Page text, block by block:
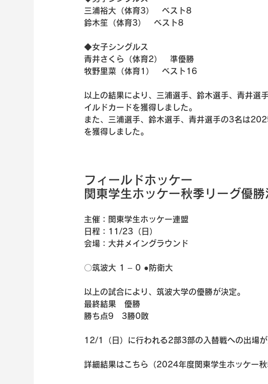
三浦裕大（体育3）　ベスト8
鈴木笙（体育3）　ベスト8
◆女子シングルス
青井さくら（体育2）　準優勝
牧野里菜（体育1）　ベスト16
以上の結果により、三浦選手、鈴木選手、青井
イルドカードを獲得しました。
また、三浦選手、鈴木選手、青井選手の3名は
を獲得しました。
フィールドホッケー
関東学生ホッケー秋季リーグ優勝
主催：関東学生ホッケー連盟
日程：11/23（日）
会場：大井メイングラウンド
〇筑波大 1 – 0 ●防衛大
以上の試合により、筑波大学の優勝が決定。
最終結果　優勝
勝ち点9　3勝0敗
12/1（日）に行われる2部3部の入替戦への出場が
詳細結果はこちら（2024年度関東学生ホッケー秋